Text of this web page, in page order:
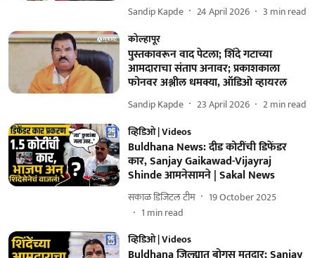
Sandip Kapde 24 April 2026 3 min read
कोल्हापूर
पुस्तकावरून वाद पेटला; शिंदे गटाच्या
आमदाराचा संताप अनावर; प्रकाशकाला
फोनवर अश्लील धमक्या, ऑडिओ व्हायरल
Sandip Kapde 23 April 2026 2min read
व्हिडिओ | Videos
Buldhana News: दीड कोटींची डिफेंडर
कार, Sanjay Gaikawad-Vijayraj
Shinde आमनेसामने | Sakal News
सकाळ डिजिटल टीम
19 October 2025
1 min read
व्हिडिओ | Videos